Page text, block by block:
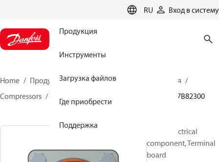
RU Вход в систему
Продукция
Инструменты
Загрузка файлов
Где приобрести
Поддержка
Home Продукция
Решения для теплоснабжения
Compressors
BOCK spare parts and accessories 097B82300
BOCK, Electrical
component, Terminal
board